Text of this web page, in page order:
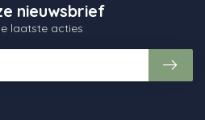
nieuwsbrief
laatste acties